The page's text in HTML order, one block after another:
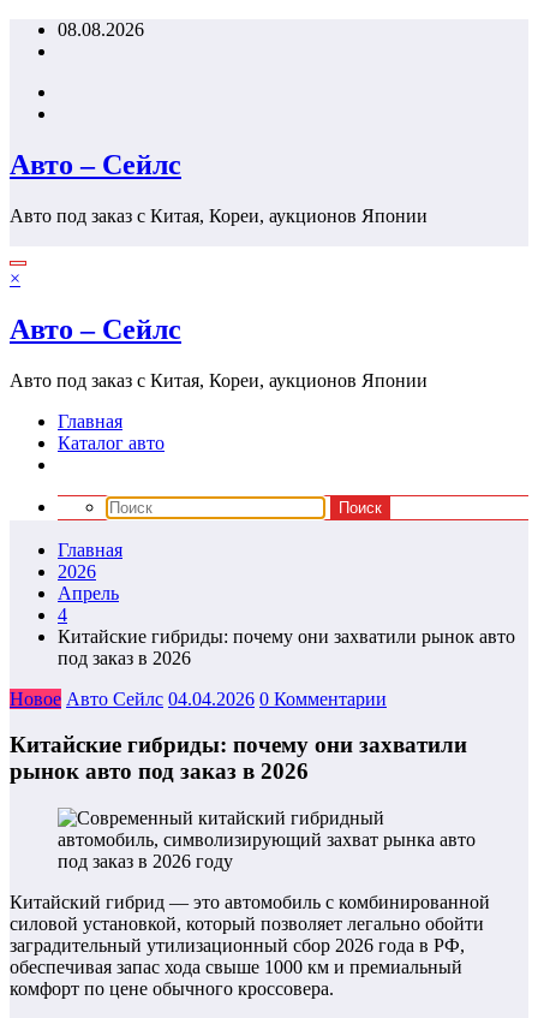
Перейти08.08.2026
Авто – Сейлс
Авто под заказ с Китая, Кореи, аукционов Японии
×
Авто – Сейлс
Авто под заказ с Китая, Кореи, аукционов Японии
Главная
Каталог авто
Главная
2026
Апрель
4
Китайские гибриды: почему они захватили рынок авто
под заказ в 2026
Новое Авто Сейлс 04.04.2026 0 Комментарии
Китайские гибриды: почему они захватили
рынок авто под заказ в 2026
Китайский гибрид — это автомобиль с комбинированной
силовой установкой, который позволяет легально обойти
заградительный утилизационный сбор 2026 года в РФ,
обеспечивая запас хода свыше 1000 км и премиальный
комфорт по цене обычного кроссовера.